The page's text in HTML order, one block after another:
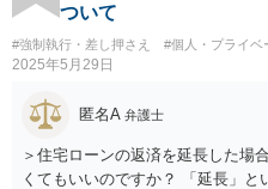
ついて
#強制執行・差し押さえ #個人・プライベ
2025年5月29日
匿名A 弁護士
＞住宅ローンの返済を延長した場
くてもいいのですか？ 「延長」